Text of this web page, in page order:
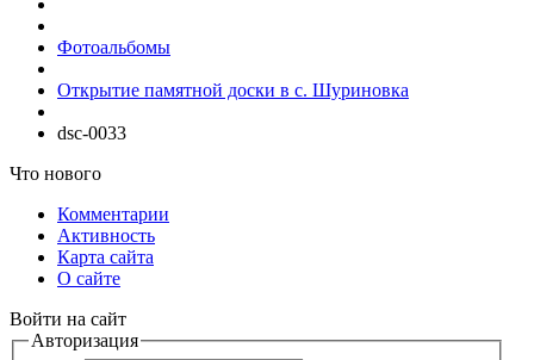
Фотоальбомы
Открытие памятной доски в с. Шуриновка
dsc-0033
Что нового
Комментарии
Активность
Карта сайта
О сайте
Войти на сайт
Авторизация